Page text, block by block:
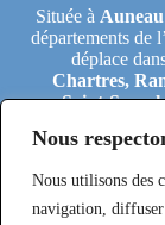
Nous
Nous utilisons des
navigation, diffuser
Située à Auneau
départements de
déplace
Chartres,
Saint-
Saint-
Champigny,